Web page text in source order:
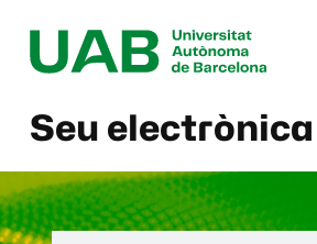
Seu electrònica